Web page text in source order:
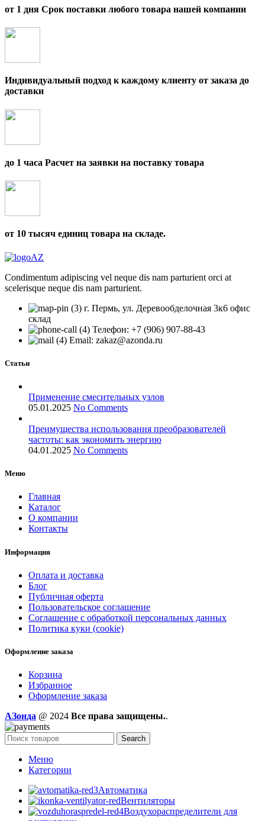
от 1 дня Срок поставки любого товара нашей компании
Индивидуальный подход к каждому клиенту от заказа до
доставки
до 1 часа Расчет на заявки на поставку товара
от 10 тысяч единиц товара на складе.
Condimentum adipiscing vel neque dis nam parturient orci at
scelerisque neque dis nam parturient.
г. Пермь, ул. Деревообделочная 3к6 офис
склад
Телефон: +7 (906) 907-88-43
Email: zakaz@azonda.ru
Статьи
Применение смесительных узлов
05.01.2025 No Comments
Преимущества использования преобразователей
частоты: как экономить энергию
04.01.2025 No Comments
Меню
Главная
Каталог
О компании
Контакты
Информация
Оплата и доставка
Блог
Публичная оферта
Пользовательское соглашение
Соглашение с обработкой персональных данных
Политика куки (cookie)
Оформление заказа
Корзина
Избранное
Оформление заказа
AЗонда @ 2024 Все права защищены..
Search
Меню
Категории
Автоматика
Вентиляторы
Воздухораспределители для